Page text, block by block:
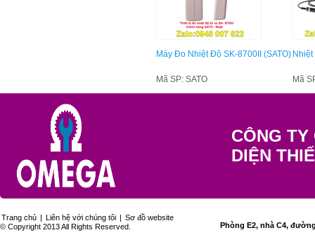
Máy Đo Nhiệt Độ SK-8700II (SATO)
Mã SP: SATO
Nhiệt
Mã
CÔNG
DIỆN
Trang chủ | Liên hệ với chúng tôi | Sơ đồ website
© Copyright 2013 All Rights Reserved.
Phòng E2, nhà C4,